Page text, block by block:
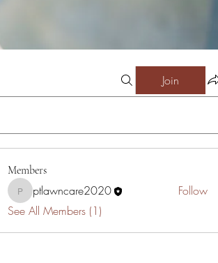
Join
Members
ptlawncare2020
ptlawncare2020
Follow
See All Members (1)